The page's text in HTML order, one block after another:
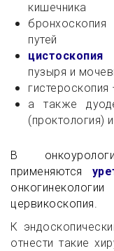
кишечника
путей
цистоскопия
пузыря и
а также
(проктология)
В
применяются
цервикоскопия.
К
отнести такие